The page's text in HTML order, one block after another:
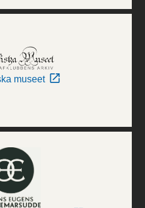
museet